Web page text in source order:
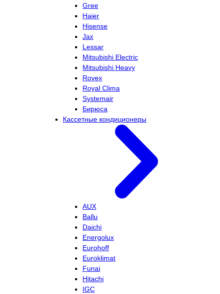
Gree
Haier
Hisense
Jax
Lessar
Mitsubishi Electric
Mitsubishi Heavy
Rovex
Royal Clima
Systemair
Бирюса
Кассетные кондиционеры
AUX
Ballu
Daichi
Energolux
Eurohoff
Euroklimat
Funai
Hitachi
IGC